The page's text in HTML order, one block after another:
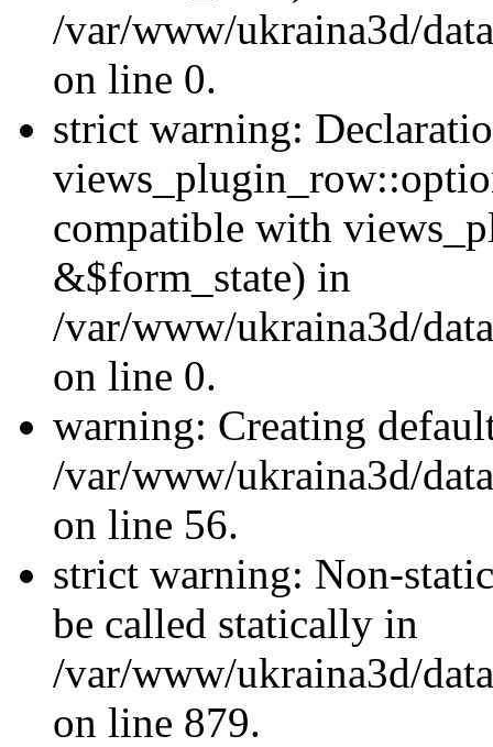
/var/www/ukraina3d/
on line 0.
strict warning:
compatible with
&$form_state) in
/var/www/ukraina3d/
on line 0.
warning: Creating
/var/www/ukraina3d/
on line 56.
strict warning: Non-
be called statically in
/var/www/ukraina3d/
on line 879.